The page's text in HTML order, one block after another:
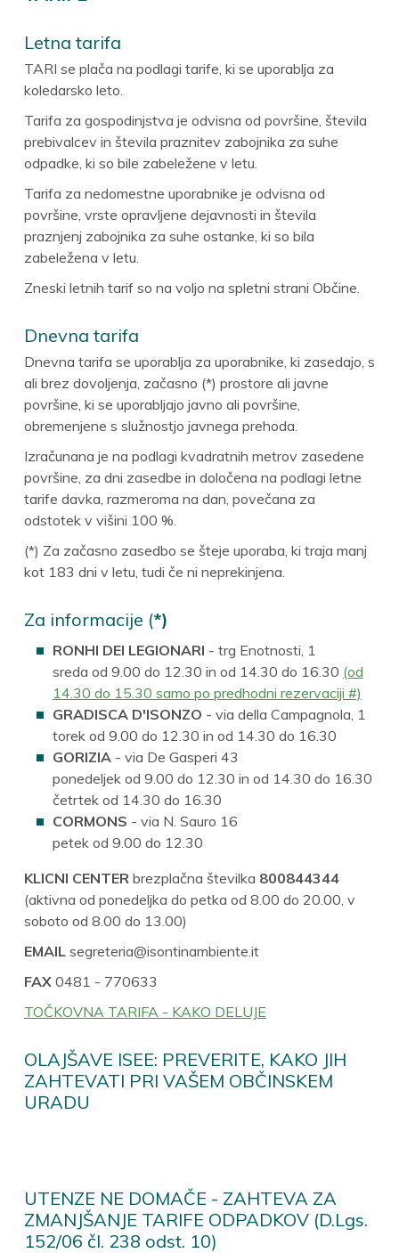
Letna tarifa
TARI se plača na podlagi tarife, ki se uporablja za
koledarsko leto.
Tarifa za gospodinjstva je odvisna od površine, števila
prebivalcev in števila praznitev zabojnika za suhe
odpadke, ki so bile zabeležene v letu.
Tarifa za nedomestne uporabnike je odvisna od
površine, vrste opravljene dejavnosti in števila
praznjenj zabojnika za suhe ostanke, ki so bila
zabeležena v letu.
Zneski letnih tarif so na voljo na spletni strani Občine.
Dnevna tarifa
Dnevna tarifa se uporablja za uporabnike, ki zasedajo, s
ali brez dovoljenja, začasno (*) prostore ali javne
površine, ki se uporabljajo javno ali površine,
obremenjene s služnostjo javnega prehoda.
Izračunana je na podlagi kvadratnih metrov zasedene
površine, za dni zasedbe in določena na podlagi letne
tarife davka, razmeroma na dan, povečana za
odstotek v višini 100 %.
(*) Za začasno zasedbo se šteje uporaba, ki traja manj
kot 183 dni v letu, tudi če ni neprekinjena.
Za informacije (*)
RONHI DEI LEGIONARI - trg Enotnosti, 1
sreda od 9.00 do 12.30 in od 14.30 do 16.30 (od
14.30 do 15.30 samo po predhodni rezervaciji #)
GRADISCA D'ISONZO - via della Campagnola, 1
torek od 9.00 do 12.30 in od 14.30 do 16.30
GORIZIA - via De Gasperi 43
ponedeljek od 9.00 do 12.30 in od 14.30 do 16.30
četrtek od 14.30 do 16.30
CORMONS - via N. Sauro 16
petek od 9.00 do 12.30
KLICNI CENTER brezplačna številka 800844344
(aktivna od ponedeljka do petka od 8.00 do 20.00, v
soboto od 8.00 do 13.00)
EMAIL segreteria@isontinambiente.it
FAX 0481 - 770633
TOČKOVNA TARIFA - KAKO DELUJE
OLAJŠAVE ISEE: PREVERITE, KAKO JIH
ZAHTEVATI PRI VAŠEM OBČINSKEM
URADU
UTENZE NE DOMAČE - ZAHTEVA ZA
ZMANJŠANJE TARIFE ODPADKOV (D.Lgs.
152/06 čl. 238 odst. 10)